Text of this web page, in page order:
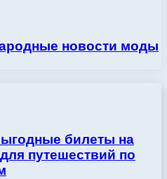
новости моды
билеты на
путешествий по